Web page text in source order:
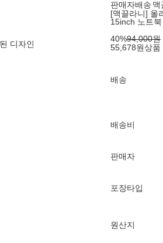
디자인
판매자배송 맥
[맥끌라니] 올
15inch 노트
40%94,000원
55,678원상품
배송
배송비
판매자
포장타입
원산지